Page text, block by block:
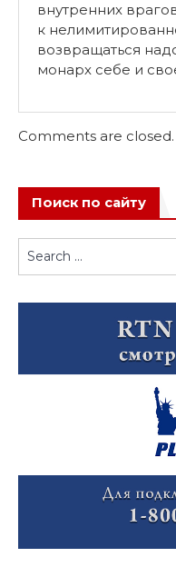
внутренних
к
возвращаться
монарх себе и
Comments are closed.
Поиск по сайту
Search
for: